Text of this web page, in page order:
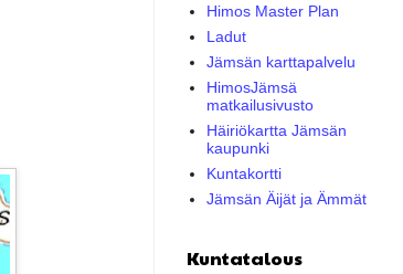
Himos Master Plan
Ladut
Jämsän karttapalvelu
HimosJämsä
matkailusivusto
Häiriökartta Jämsän
kaupunki
Kuntakortti
Jämsän Äijät ja Ämmät
Kuntatalous